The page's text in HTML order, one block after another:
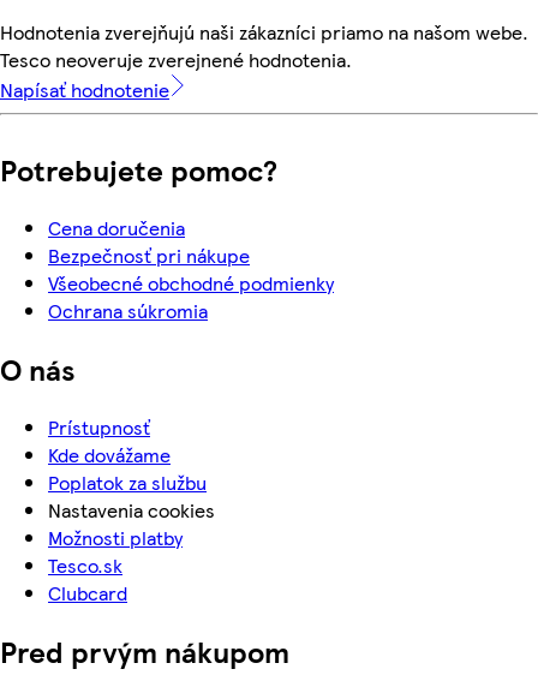
Hodnotenia zverejňujú naši zákazníci priamo na našom webe.
Tesco neoveruje zverejnené hodnotenia.
Napísať hodnotenie
Potrebujete pomoc?
Cena doručenia
Bezpečnosť pri nákupe
Všeobecné obchodné podmienky
Ochrana súkromia
O nás
Prístupnosť
Kde dovážame
Poplatok za službu
Nastavenia cookies
Možnosti platby
Tesco.sk
Clubcard
Pred prvým nákupom